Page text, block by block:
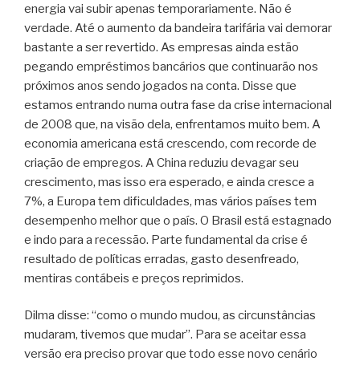
energia vai subir apenas temporariamente. Não é
verdade. Até o aumento da bandeira tarifária vai demorar
bastante a ser revertido. As empresas ainda estão
pegando empréstimos bancários que continuarão nos
próximos anos sendo jogados na conta. Disse que
estamos entrando numa outra fase da crise internacional
de 2008 que, na visão dela, enfrentamos muito bem. A
economia americana está crescendo, com recorde de
criação de empregos. A China reduziu devagar seu
crescimento, mas isso era esperado, e ainda cresce a
7%, a Europa tem dificuldades, mas vários países tem
desempenho melhor que o país. O Brasil está estagnado
e indo para a recessão. Parte fundamental da crise é
resultado de políticas erradas, gasto desenfreado,
mentiras contábeis e preços reprimidos.
Dilma disse: “como o mundo mudou, as circunstâncias
mudaram, tivemos que mudar”. Para se aceitar essa
versão era preciso provar que todo esse novo cenário